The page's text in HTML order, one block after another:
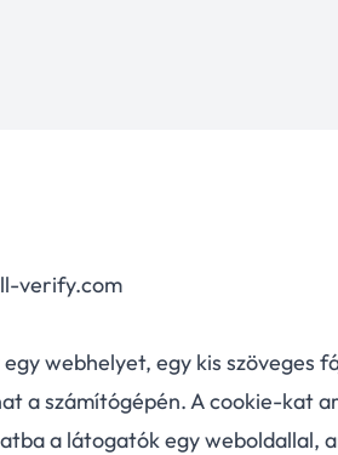
verify.com
webhelyet, egy kis szöveges
a számítógépén. A cookie-kat
a látogatók egy weboldallal,